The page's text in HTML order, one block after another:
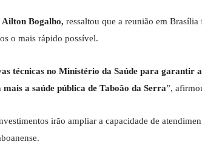
Ailton Bogalho, ressaltou que a reunião em
o mais rápido possível.
técnicas no Ministério da Saúde para garantir
a saúde pública de Taboão da Serra”,
irão ampliar a capacidade de